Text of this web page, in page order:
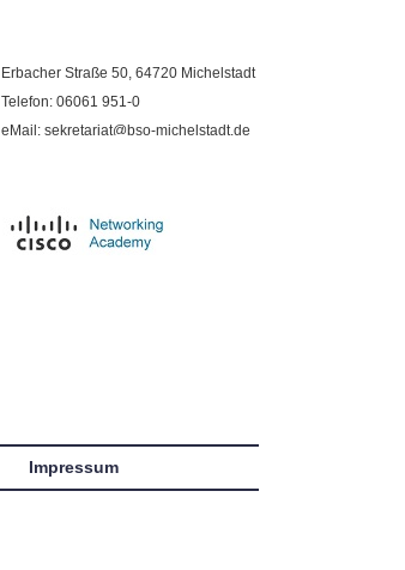
Erbacher Straße 50, 64720 Michelstadt
Telefon: 06061 951-0
eMail: sekretariat@bso-michelstadt.de
Impressum